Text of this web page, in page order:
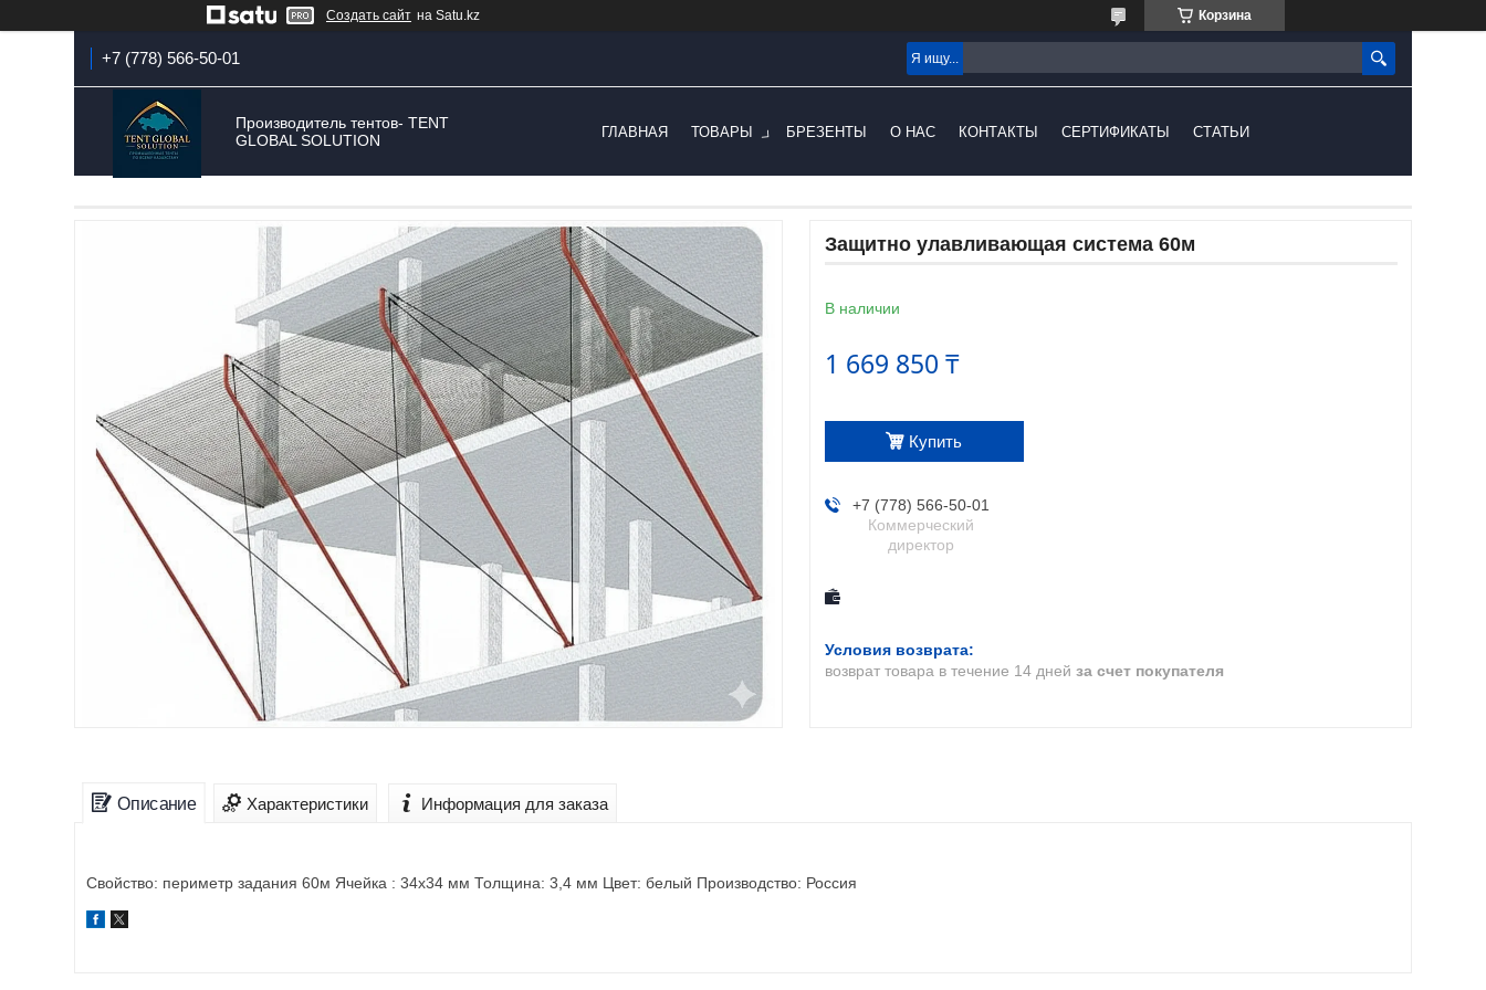
Создать сайт на Satu.kz Корзина
+7 (778) 566-50-01
Производитель тентов- TENT
GLOBAL SOLUTION
ГЛАВНАЯ ТОВАРЫ БРЕЗЕНТЫ О НАС КОНТАКТЫ СЕРТИФИКАТЫ СТАТЬИ
Защитно улавливающая система 60м
В наличии
1 669 850 ₸
Купить
+7 (778) 566-50-01
Коммерческий
директор
возврат товара в течение 14 дней за счет покупателя
Описание Характеристики Информация для заказа
Свойство: периметр задания 60м Ячейка : 34х34 мм Толщина: 3,4 мм Цвет: белый Производство: Россия